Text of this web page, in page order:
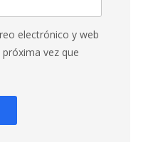
electrónico y web
vez que